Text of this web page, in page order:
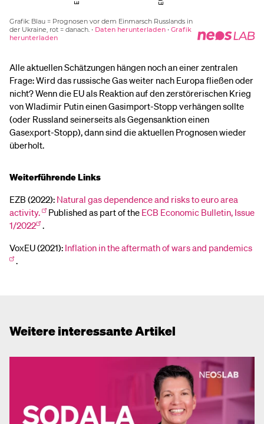
Alle aktuellen Schätzungen hängen noch an einer zentralen
Frage: Wird das russische Gas weiter nach Europa fließen oder
nicht? Wenn die EU als Reaktion auf den zerstörerischen Krieg
von Wladimir Putin einen Gasimport-Stopp verhängen sollte
(oder Russland seinerseits als Gegensanktion einen
Gasexport-Stopp), dann sind die aktuellen Prognosen wieder
überholt.
Weiterführende Links
EZB (2022): Natural gas dependence and risks to euro area
activity.
Published as part of the ECB Economic Bulletin, Issue
1/2022 .
VoxEU (2021): Inflation in the aftermath of wars and pandemics
.
Weitere interessante Artikel